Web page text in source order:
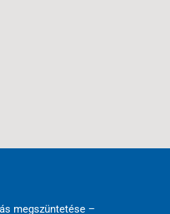
megszüntetése –